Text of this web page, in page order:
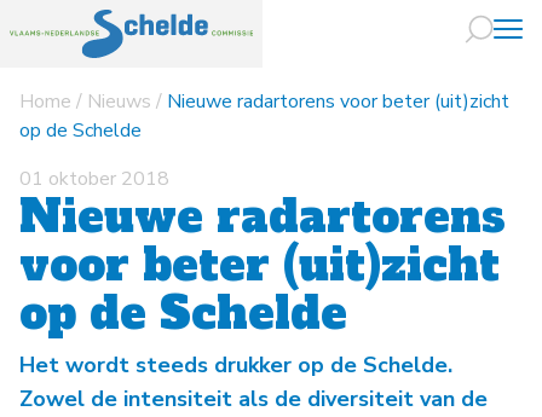
Naar
Home / Nieuws / Nieuwe radartorens voor beter (uit)zicht
op de Schelde
01 oktober 2018
Nieuwe radartorens
voor beter (uit)zicht
op de Schelde
Het wordt steeds drukker op de Schelde.
Zowel de intensiteit als de diversiteit van de